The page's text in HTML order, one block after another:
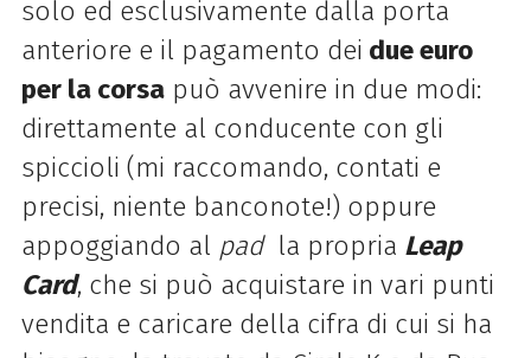
solo ed esclusivamente dalla porta
anteriore e il pagamento dei due euro
per la corsapuò avvenire in due modi:
direttamente al conducente con gli
spiccioli (mi raccomando, contati e
precisi, niente banconote!) oppure
appoggiando al pad la propria Leap
Card, che si può acquistare in vari punti
vendita e caricare della cifra di cui si ha